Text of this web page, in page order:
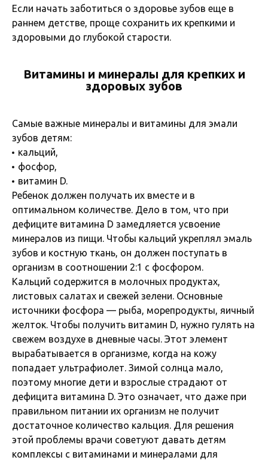
Если начать заботиться о здоровье зубов еще в
раннем детстве, проще сохранить их крепкими и
здоровыми до глубокой старости.
Витамины и минералы для крепких и
здоровых зубов
Самые важные минералы и витамины для эмали
зубов детям:
кальций,
фосфор,
витамин D.
Ребенок должен получать их вместе и в
оптимальном количестве. Дело в том, что при
дефиците витамина D замедляется усвоение
минералов из пищи. Чтобы кальций укреплял эмаль
зубов и костную ткань, он должен поступать в
организм в соотношении 2:1 с фосфором.
Кальций содержится в молочных продуктах,
листовых салатах и свежей зелени. Основные
источники фосфора — рыба, морепродукты, яичный
желток. Чтобы получить витамин D, нужно гулять на
свежем воздухе в дневные часы. Этот элемент
вырабатывается в организме, когда на кожу
попадает ультрафиолет. Зимой солнца мало,
поэтому многие дети и взрослые страдают от
дефицита витамина D. Это означает, что даже при
правильном питании их организм не получит
достаточное количество кальция. Для решения
этой проблемы врачи советуют давать детям
комплексы с витаминами и минералами для